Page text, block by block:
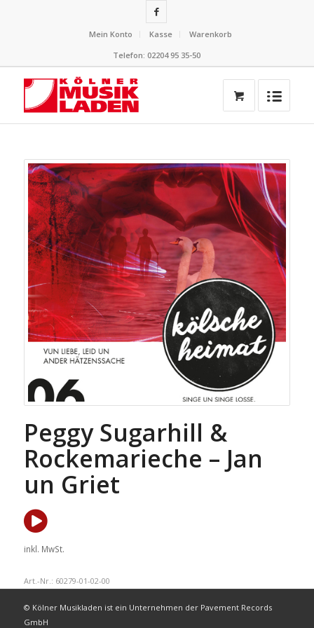
Mein Konto Kasse
Warenkorb
Telefon: 02204 95 35-50
Peggy Sugarhill &
Rockemarieche – Jan
un Griet
inkl. MwSt.
Art.-Nr.: 60279-01-02-00
© Kölner Musikladen ist ein Unternehmen der Pavement Records
GmbH